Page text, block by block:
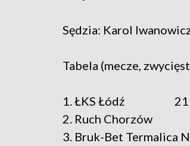
Sędzia: Karol
Tabela (mecze,
1. ŁKS Łódź 21 13
2. Ruch Chorzów
3. Bruk-Bet Termalica